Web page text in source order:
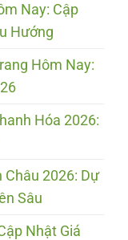
Nay: Cập
Hướng
Hôm Nay:
Hóa 2026:
Châu 2026: Dự
Sâu
Nhật Giá